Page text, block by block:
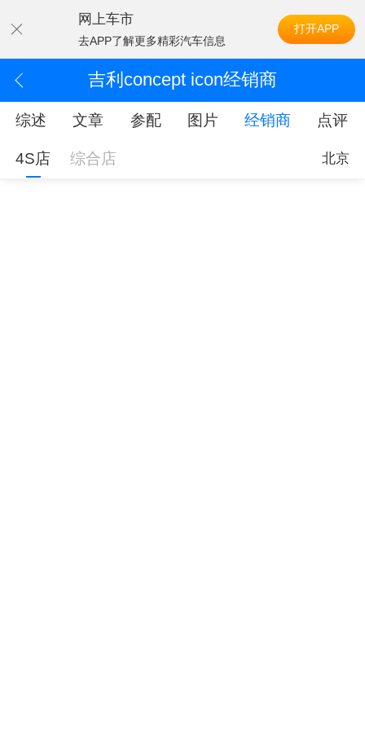
网上车市
去APP了解更多精彩汽车信息
打开APP
吉利concept icon经销商
综述 文章 参配 图片 经销商 点评
4S店 综合店 北京